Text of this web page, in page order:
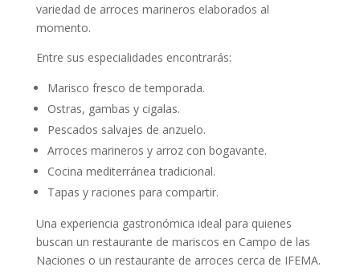
variedad de arroces marineros elaborados al
momento.
Entre sus especialidades encontrarás:
Marisco fresco de temporada.
Ostras, gambas y cigalas.
Pescados salvajes de anzuelo.
Arroces marineros y arroz con bogavante.
Cocina mediterránea tradicional.
Tapas y raciones para compartir.
Una experiencia gastronómica ideal para quienes
buscan un restaurante de mariscos en Campo de las
Naciones o un restaurante de arroces cerca de IFEMA.